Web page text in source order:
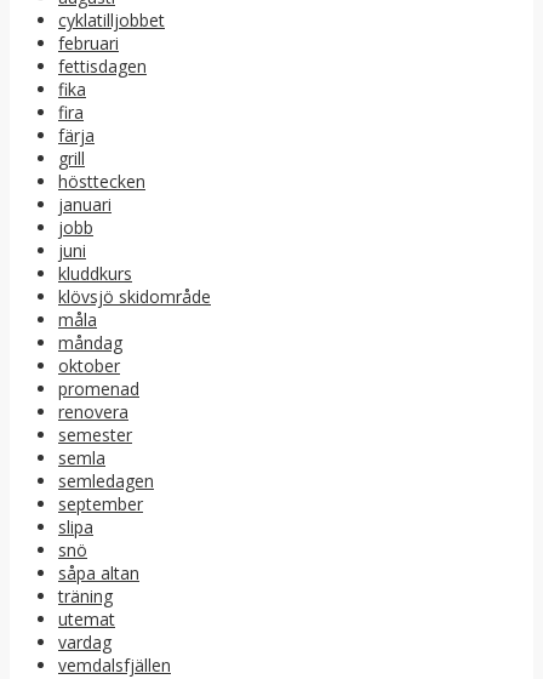
cyklatilljobbet
februari
fettisdagen
fika
fira
färja
grill
hösttecken
januari
jobb
juni
kluddkurs
klövsjö skidområde
måla
måndag
oktober
promenad
renovera
semester
semla
semledagen
september
slipa
snö
såpa altan
träning
utemat
vardag
vemdalsfjällen